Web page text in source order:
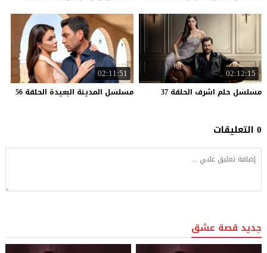
02:12:15
مسلسل حلم اشرف الحلقة 37
02:11:51
مسلسل المدينة البعيدة الحلقة 56
0 التعليقات
جديد قصة عشق